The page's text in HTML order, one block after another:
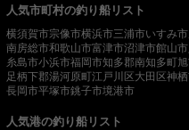
人気市町村の釣り船リスト
横須賀市宗像市横浜市三浦市いすみ市
南房総市和歌山市富津市沼津市館山市
糸島市小浜市福岡市知多郡南知多町
足柄下郡湯河原町江戸川区 大田区神
長岡市平塚市銚子市境港市
人気港の釣り船リスト